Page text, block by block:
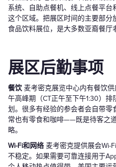
系统、自助点餐机、线上点餐平
这个区域。把展区时间的主要部
食品饮料展位，是大多数亚裔餐厅
展区后勤事项
餐饮 麦考密克展览中心内有餐饮
午高峰期（CT正午至下午1:30）
划。很多有经验的参会者会自带零
常也有零食和咖啡——既是待客之
略。
Wi-Fi和网络 麦考密克提供展会Wi-
不稳定。如果需要可靠连接用于